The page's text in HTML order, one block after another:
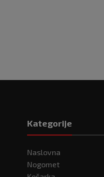
Kategorije
Naslovna
Nogomet